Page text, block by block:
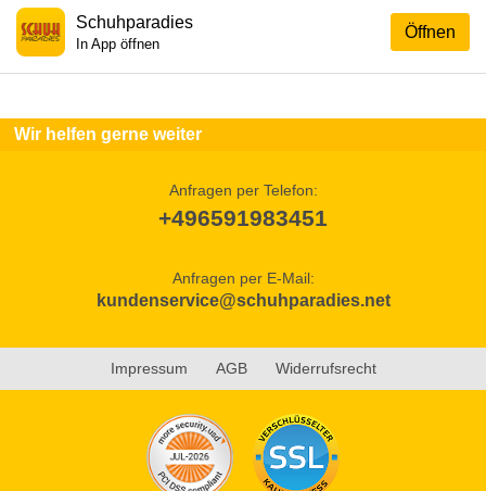
Öffnen
Schuhparadies
In App öffnen
Wir helfen gerne weiter
Anfragen per Telefon:
+496591983451
Anfragen per E-Mail:
kundenservice@schuhparadies.net
Impressum AGB Widerrufsrecht